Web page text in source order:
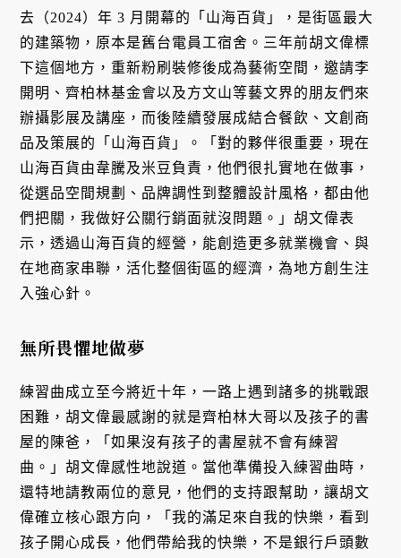
去（2024）年 3 月開幕的「山海百貨」，是街區最大
的建築物，原本是舊台電員工宿舍。三年前胡文偉標
下這個地方，重新粉刷裝修後成為藝術空間，邀請李
開明、齊柏林基金會以及方文山等藝文界的朋友們來
辦攝影展及講座，而後陸續發展成結合餐飲、文創商
品及策展的「山海百貨」。「對的夥伴很重要，現在
山海百貨由韋騰及米豆負責，他們很扎實地在做事，
從選品空間規劃、品牌調性到整體設計風格，都由他
們把關，我做好公關行銷面就沒問題。」胡文偉表
示，透過山海百貨的經營，能創造更多就業機會、與
在地商家串聯，活化整個街區的經濟，為地方創生注
入強心針。
無所畏懼地做夢
練習曲成立至今將近十年，一路上遇到諸多的挑戰跟
困難，胡文偉最感謝的就是齊柏林大哥以及孩子的書
屋的陳爸，「如果沒有孩子的書屋就不會有練習
曲。」胡文偉感性地說道。當他準備投入練習曲時，
還特地請教兩位的意見，他們的支持跟幫助，讓胡文
偉確立核心跟方向，「我的滿足來自我的快樂，看到
孩子開心成長，他們帶給我的快樂，不是銀行戶頭數